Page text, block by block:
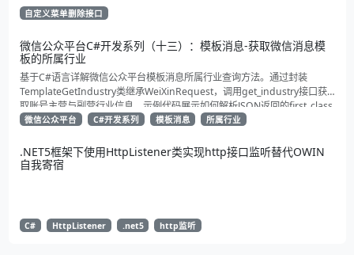
自定义菜单删除接口
微信公众平台C#开发系列（十三）：模板消息-获取微信消息模
板的所属行业
基于C#语言详解微信公众平台模板消息所属行业查询方法。通过封装
TemplateGetIndustry类继承WeiXinRequest，调用get_industry接口获
取账号主营与副营行业信息。示例代码展示如何解析JSON返回的first_class
与second_class数据，为开发者提供合规通知场景开发支持
微信公众平台 C#开发系列 模板消息 所属行业
.NET5框架下使用HttpListener类实现http接口监听替代OWIN
自我寄宿
C# HttpListener .net5 http监听